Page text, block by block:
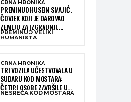
CRNA HRONIKA
PREMINUO HUSEIN SMAJIĆ,
ČOVJEK KOJI JE DAROVAO
ZEMLJU ZA IZGRADNJU
KATOLIČKE CRKVE U BUGOJNU
PREMINUO VELIKI
HUMANISTA
CRNA HRONIKA
TRI VOZILA UČESTVOVALA U
SUDARU KOD MOSTARA:
ČETIRI OSOBE ZAVRŠILE U
BOLNICI
NESREĆA KOD MOSTARA